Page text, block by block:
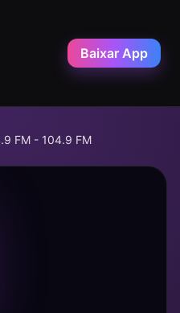
Baixar App
FM - 104.9 FM